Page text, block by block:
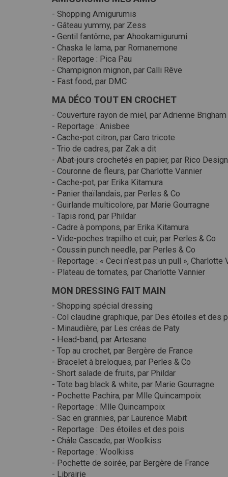
- Shopping Amigurumis
- Gâteau yummy, par Zess
- Gentil fantôme, par Ahookamigurumi
- Chaska le lama, par Romanemone
- Reportage : Pica Pau
- Champignon mignon, par Calli Rêve
- Fast food, par DMC
MA DÉCO TOUT EN CROCHET
- Couverture rayon de miel, par Adrienne Brigham
- Reportage : Anisbee
- Cache-pot citron, par Caro tricote
- Trio de cadres, par Zak a dit
- Abat-jours crochetés en papier, par Rico Design
- Couronne de fleurs, par Charlotte Vannier
- Cache-pot, par Erika Kitamura
- Panier thaïlandais, par Perles & Co
- Guirlande multicolore, par Marie Gourragne
- Tapis rond, par Phildar
- Cadre à pompons, par Erika Kitamura
- Vide-poches trapilho et cuir, par Perles & Co
- Coussin punch needle, par Perles & Co
- Reportage : « Ceci n’est pas un pull », Charlotte
- Plateau de tomates, par Charlotte Vannier
MON DRESSING FAIT MAIN
- Shopping spécial dressing
- Col claudine graphique, par Des étoiles et des
- Minaudière, par Les créas de Paty
- Head-band, par Artesane
- Top au crochet, par Bergère de France
- Bracelet à breloques, par Perles & Co
- Short salade de fruits, par Phildar
- Tote bag black & white, par Marie Gourragne
- Pochette Pachira, par Mlle Quincampoix
- Reportage : Mlle Quincampoix
- Sac en grannies, par Laurence Mabit
- Reportage : Des étoiles et des pois
- Châle Cascade, par Woolkiss
- Reportage : Woolkiss
- Pochette de soirée, par Bergère de France
- Librairie